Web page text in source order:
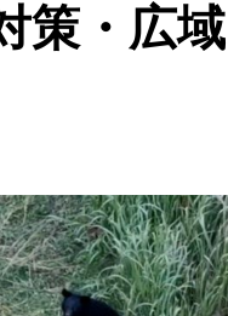
策・広域